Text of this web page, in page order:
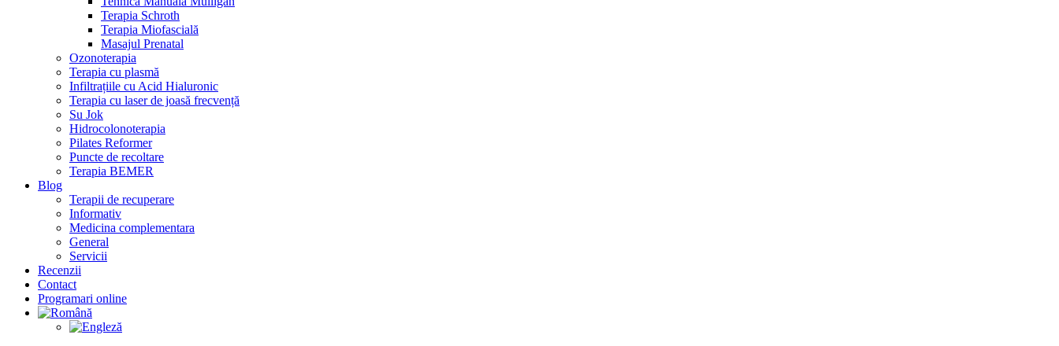
Terapia Schroth
Terapia Miofascială
Masajul Prenatal
Ozonoterapia
Terapia cu plasmă
Infiltrațiile cu Acid Hialuronic
Terapia cu laser de joasă frecvență
Su Jok
Hidrocolonoterapia
Pilates Reformer
Puncte de recoltare
Terapia BEMER
Blog
Terapii de recuperare
Informativ
Medicina complementara
General
Servicii
Recenzii
Contact
Programari online